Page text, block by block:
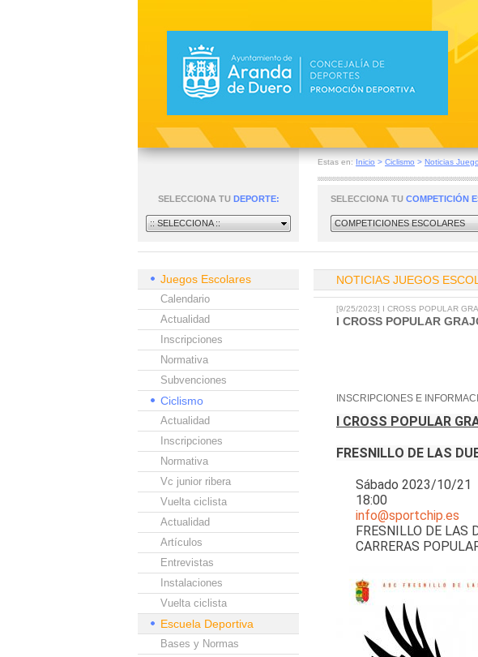
Estas en: Inicio > Ciclismo > Noticias
SELECCIONA TU DEPORTE:
:: SELECCIONA ::
SELECCIONA TU COMPETICIÓN
COMPETICIONES ESCOLARES
Juegos Escolares
Calendario
Actualidad
Inscripciones
Normativa
Subvenciones
Ciclismo
Actualidad
Inscripciones
Normativa
Vc junior ribera
Vuelta ciclista
Actualidad
Artículos
Entrevistas
Instalaciones
Vuelta ciclista
Escuela Deportiva
Bases y Normas
NOTICIAS JUEGOS
[9/25/2023] I CROSS POPULAR
I CROSS POPULAR
INSCRIPCIONES E
I CROSS POPULAR
FRESNILLO DE LAS
Sábado 2023/10/21
18:00
info@sportchip.es
FRESNILLO DE LAS
CARRERAS